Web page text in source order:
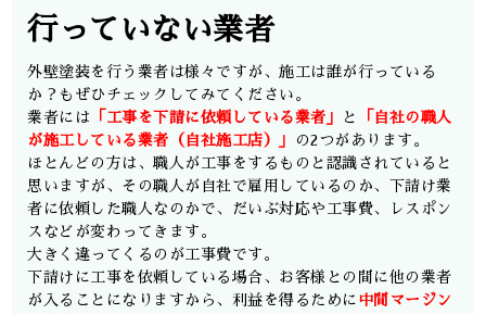
行っていない業者
外壁塗装を行う業者は様々ですが、施工は誰が行っている
か？もぜひチェックしてみてください。
業者には 「工事を下請に依頼している業者」 と
「自社の職人
が施工している業者（自社施工店）」
の2つがあります。
ほとんどの方は、職人が工事をするものと認識されていると
思いますが、その職人が自社で雇用しているのか、下請け業
者に依頼した職人なのかで、だいぶ対応や工事費、レスポン
スなどが変わってきます。
大きく違ってくるのが工事費です。
下請けに工事を依頼している場合、お客様との間に他の業者
が入ることになりますから、利益を得るために 中間マージン